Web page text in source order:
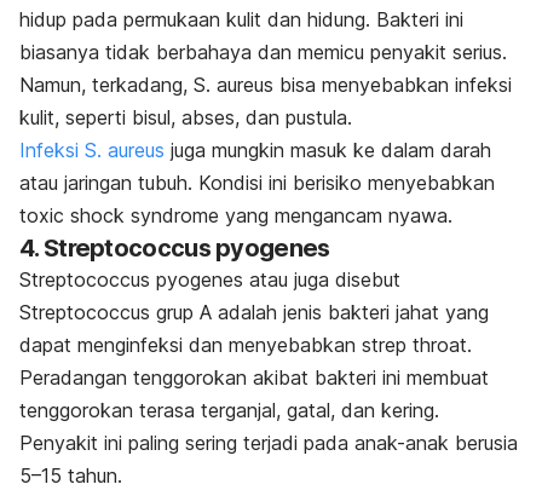
hidup pada permukaan kulit dan hidung. Bakteri ini
biasanya tidak berbahaya dan memicu penyakit serius.
Namun, terkadang, S. aureus bisa menyebabkan infeksi
kulit, seperti bisul, abses, dan pustula.
Infeksi S. aureus juga mungkin masuk ke dalam darah
atau jaringan tubuh. Kondisi ini berisiko menyebabkan
toxic shock syndrome yang mengancam nyawa.
4. Streptococcus pyogenes
Streptococcus pyogenes atau juga disebut
Streptococcus grup A adalah jenis bakteri jahat yang
dapat menginfeksi dan menyebabkan strep throat.
Peradangan tenggorokan akibat bakteri ini membuat
tenggorokan terasa terganjal, gatal, dan kering.
Penyakit ini paling sering terjadi pada anak-anak berusia
5–15 tahun.